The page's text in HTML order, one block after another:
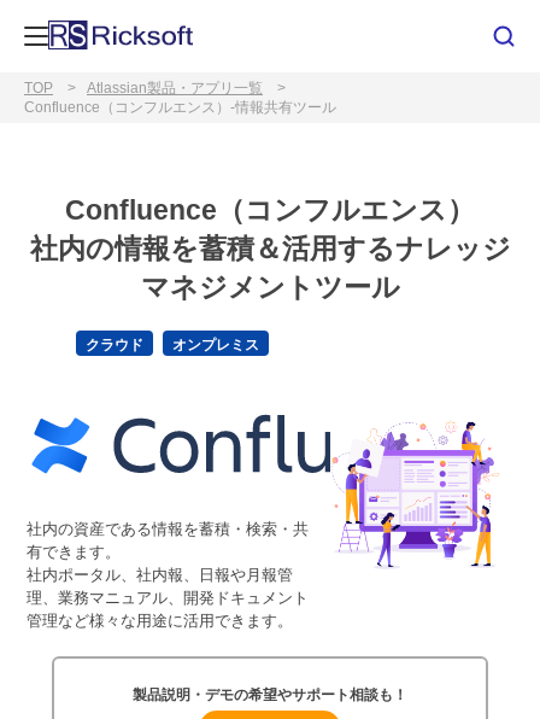
TOP
Atlassian製品・アプリ一覧
Confluence（コンフルエンス）-情報共有ツール
Confluence（コンフルエンス）
社内の情報を蓄積＆活用するナレッジ
マネジメントツール
クラウド オンプレミス
社内の資産である情報を蓄積・検索・共
有できます。
社内ポータル、社内報、日報や月報管
理、業務マニュアル、開発ドキュメント
管理など様々な用途に活用できます。
製品説明・デモの希望やサポート相談も！